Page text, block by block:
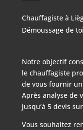
Chauffagiste à
Démoussage de
Notre objectif
le chauffagiste
de vous fournir
Après analyse de
jusqu’à 5 devis
Vous souhaitez